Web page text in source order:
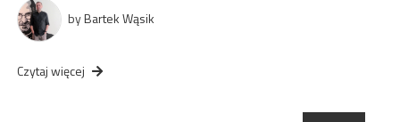
byBartek Wąsik
Czytaj więcej